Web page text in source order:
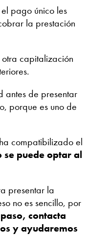
pago único les
la prestación
capitalización
de presentar
porque es uno de
compatibilizado el
se puede optar al
presentar la
no es sencillo, por
contacta
y ayudaremos